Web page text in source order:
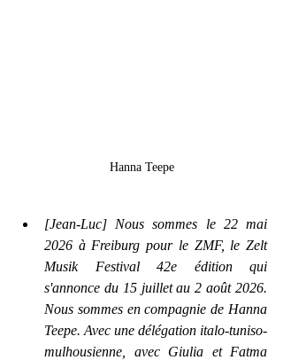
Hanna Teepe
[Jean-Luc] Nous sommes le 22 mai
2026 à Freiburg pour le ZMF, le Zelt
Musik Festival 42e édition qui
s'annonce du 15 juillet au 2 août 2026.
Nous sommes en compagnie de Hanna
Teepe. Avec une délégation italo-tuniso-
mulhousienne, avec Giulia et Fatma